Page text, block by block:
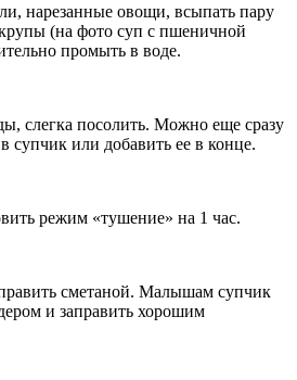
нарезанные овощи, всыпать пару
(на фото суп с пшеничной
промыть в воде.
слегка посолить. Можно еще сразу
супчик или добавить ее в конце.
режим «тушение» на 1 час.
сметаной. Малышам супчик
и заправить хорошим